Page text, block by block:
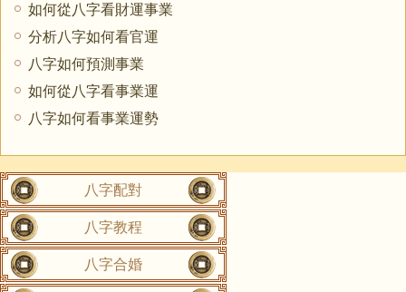
如何從八字看財運事業
分析八字如何看官運
八字如何預測事業
如何從八字看事業運
八字如何看事業運勢
八字配對
八字教程
八字合婚